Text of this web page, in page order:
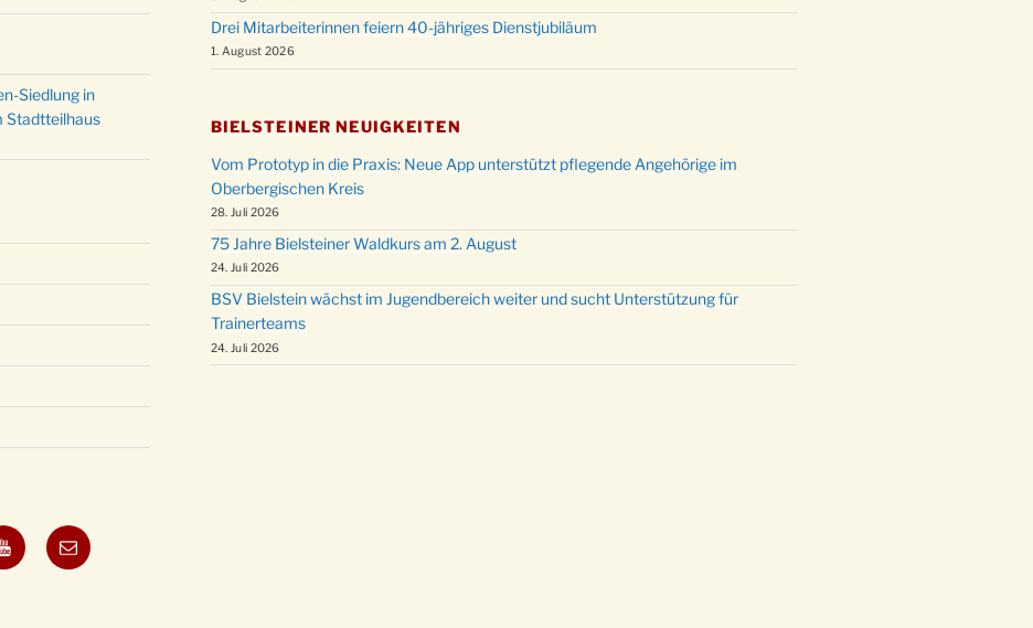
Siedlung in
Stadtteilhaus
Drei Mitarbeiterinnen feiern 40-jähriges Dienstjubiläum
1. August 2026
BIELSTEINER NEUIGKEITEN
Vom Prototyp in die Praxis: Neue App unterstützt pflegende Angehörige im
Oberbergischen Kreis
28. Juli 2026
75 Jahre Bielsteiner Waldkurs am 2. August
24. Juli 2026
BSV Bielstein wächst im Jugendbereich weiter und sucht Unterstützung für
Trainerteams
24. Juli 2026
E-
Mail